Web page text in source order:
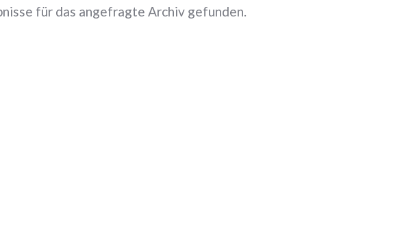
für das angefragte Archiv gefunden.